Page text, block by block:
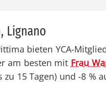
Li­gna­no
bieten YCA-
am besten mit Frau
zu 15 Tagen) und -8